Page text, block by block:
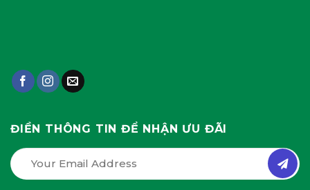
ĐIỀN THÔNG TIN ĐỂ NHẬN ƯU ĐÃI